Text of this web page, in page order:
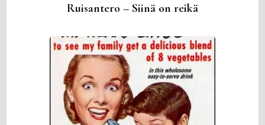
Ruisantero – Siinä on reikä